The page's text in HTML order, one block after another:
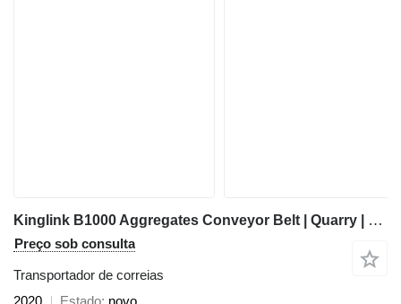
Kinglink B1000 Aggregates Conveyor Belt | Quarry | Stones | Mineral Sands
Preço sob consulta
Transportador de correias
2020
Estado novo